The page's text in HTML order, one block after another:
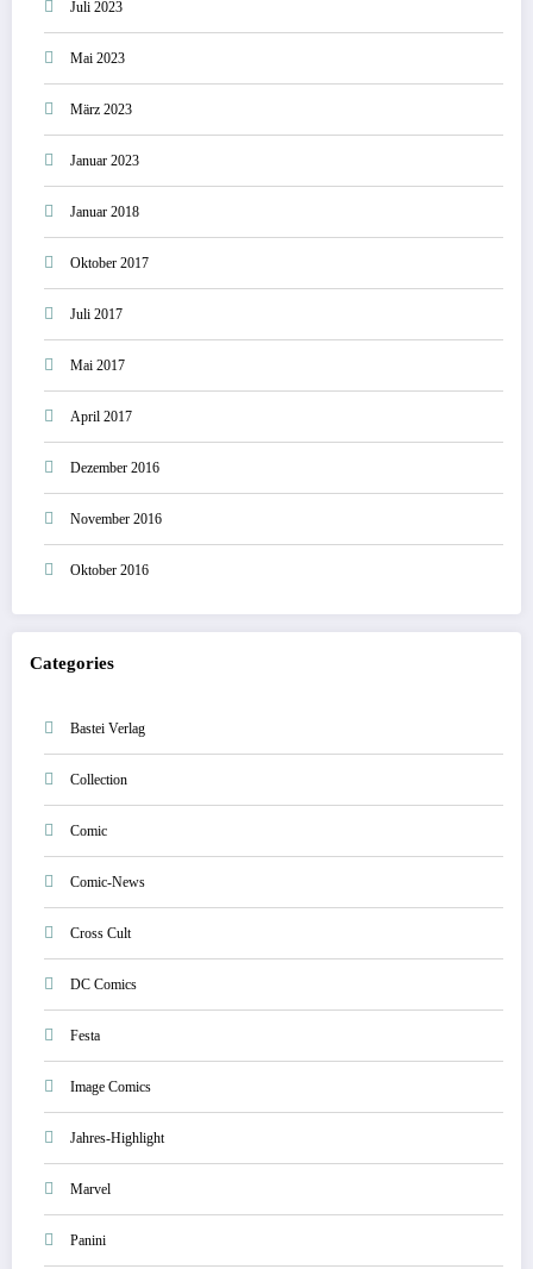
Juli 2023
Mai 2023
März 2023
Januar 2023
Januar 2018
Oktober 2017
Juli 2017
Mai 2017
April 2017
Dezember 2016
November 2016
Oktober 2016
Categories
Bastei Verlag
Collection
Comic
Comic-News
Cross Cult
DC Comics
Festa
Image Comics
Jahres-Highlight
Marvel
Panini